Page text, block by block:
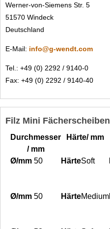
Werner-von-Siemens Str. 5
51570 Windeck
Deutschland
E-Mail: info@g-wendt.com
Tel.: +49 (0) 2292 / 9140-0
Fax: +49 (0) 2292 / 9140-40
Filz Mini Fächerscheiben
Durchmesser
/ mm
Härte/ mm
50 Soft
50 Medium